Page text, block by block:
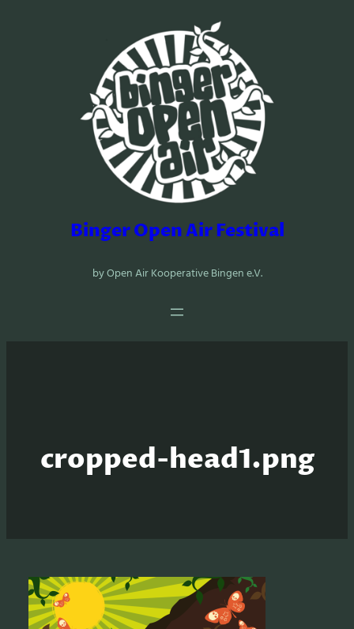
Binger Open Air Festival
by Open Air Kooperative Bingen e.V.
cropped-head1.png